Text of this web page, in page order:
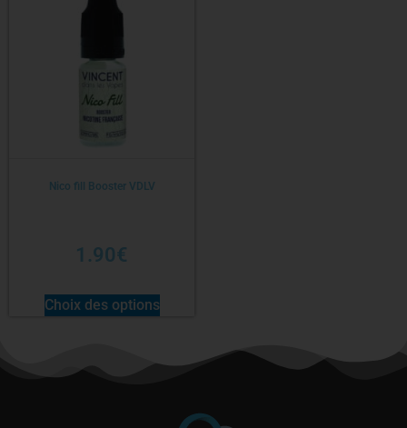
Nico fill Booster VDLV
1.90€
Choix des options